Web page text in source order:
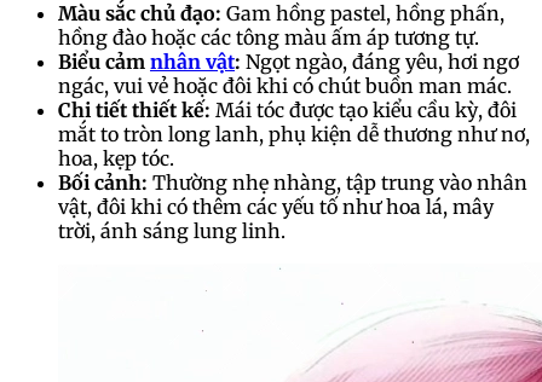
Màu sắc chủ đạo: Gam hồng pastel, hồng phấn,
hồng đào hoặc các tông màu ấm áp tương tự.
Biểu cảm nhân vật: Ngọt ngào, đáng yêu, hơi ngơ
ngác, vui vẻ hoặc đôi khi có chút buồn man mác.
Chi tiết thiết kế: Mái tóc được tạo kiểu cầu kỳ, đôi
mắt to tròn long lanh, phụ kiện dễ thương như nơ,
hoa, kẹp tóc.
Bối cảnh: Thường nhẹ nhàng, tập trung vào nhân
vật, đôi khi có thêm các yếu tố như hoa lá, mây
trời, ánh sáng lung linh.